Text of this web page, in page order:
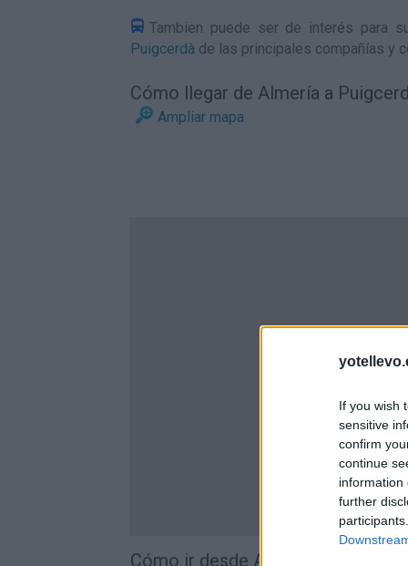
If you wish
sensitive
confirm
continue
information
further
Tambien puede ser de interés para
Puigcerdà de las principales compañías y
Cómo llegar de Almería a
Ampliar mapa
Cómo ir desde Almería a Puigcerdà